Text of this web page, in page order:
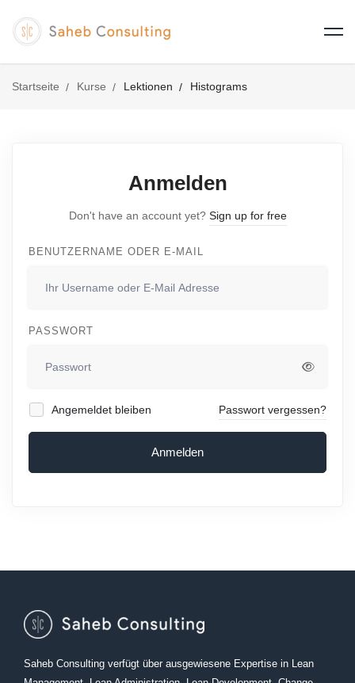
Startseite Kurse Lektionen Histograms
Anmelden
Don't have an account yet? Sign up for free
BENUTZERNAME ODER E-MAIL
PASSWORT
Angemeldet bleiben Passwort vergessen?
Anmelden
Saheb Consulting verfügt über ausgewiesene Expertise in Lean